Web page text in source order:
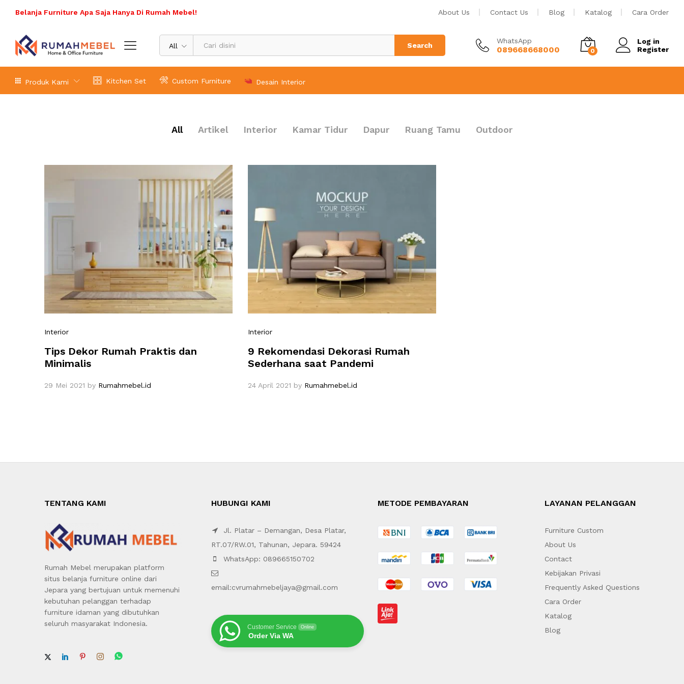
Belanja Furniture Apa Saja Hanya Di Rumah Mebel! About Us Contact Us Blog Katalog Cara Order
All Search
WhatsApp
089668668000 0
Log in
Register
Produk Kami Kitchen Set Custom Furniture Desain Interior
All Artikel Interior Kamar Tidur Dapur Ruang Tamu Outdoor
Interior
Tips Dekor Rumah Praktis dan
Minimalis
29 Mei 2021 by Rumahmebel.id
Interior
9 Rekomendasi Dekorasi Rumah
Sederhana saat Pandemi
24 April 2021 by Rumahmebel.id
TENTANG KAMI
Rumah Mebel merupakan platform
situs belanja furniture online dari
Jepara yang bertujuan untuk memenuhi
kebutuhan pelanggan terhadap
furniture idaman yang dibutuhkan
seluruh masyarakat Indonesia.
HUBUNGI KAMI
Jl. Platar – Demangan, Desa Platar,
RT.07/RW.01, Tahunan, Jepara. 59424
WhatsApp: 089665150702
email:cvrumahmebeljaya@gmail.com
Customer Service Online
Order Via WA
METODE PEMBAYARAN LAYANAN PELANGGAN
Furniture Custom
About Us
Contact
Kebijakan Privasi
Frequently Asked Questions
Cara Order
Katalog
Blog